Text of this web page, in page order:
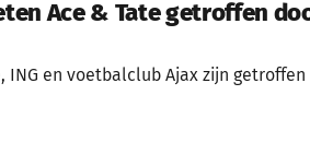
Ace & Tate getroffen
ING en voetbalclub Ajax zijn